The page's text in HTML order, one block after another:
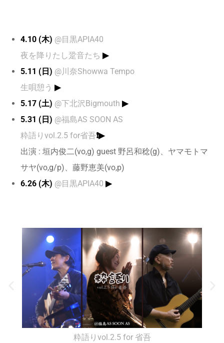
4.10 (木) @目黒APIA40
夜を降りたし跫音たち ▶︎
5.11 (日) @川奈Showwa Tempo
生唄憩う ▶︎
5.17 (土) @下北沢Bigmouth ▶︎
5.31 (日) @福島AS SOON AS
粋語りvol.2.5 for省吾❗️▶︎
出演 : 垣内俊二(vo,g) guest 野呂和稔(g)、ヤマモトマ
サヤ(vo,g/p)、藤野恵美(vo,p)
6.26 (木) @目黒APIA40 ▶︎
粋語りvol.2.5 for 省吾